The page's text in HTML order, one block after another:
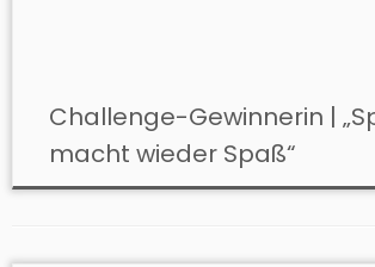
Challenge-Gewinnerin |
macht wieder Spaß“